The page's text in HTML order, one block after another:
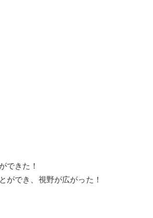
できた！
ができ、視野が広がった！